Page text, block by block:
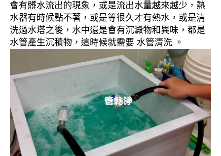
會有髒水流出的現象，或是流出水量越來越少，熱
水器有時候點不著，或是等很久才有熱水，或是清
洗過水塔之後，水中還是會有沉澱物和異味，都是
水管產生沉積物，這時候就需要 水管清洗 。